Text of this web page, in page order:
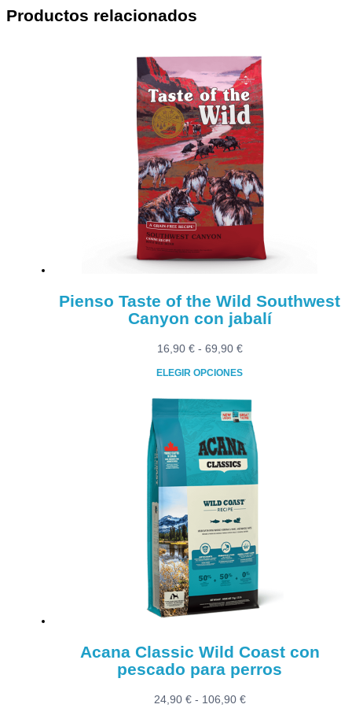
Productos relacionados
Pienso Taste of the Wild Southwest
Canyon con jabalí
16,90 € - 69,90 €Rango
desde
16,90 €
hasta
69,90 €
ELEGIR OPCIONES
producto
múltiples
variantes.
opciones
pueden
elegir
en
la
página
Acana Classic Wild Coast con
pescado para perros
24,90 € - 106,90 €Rango